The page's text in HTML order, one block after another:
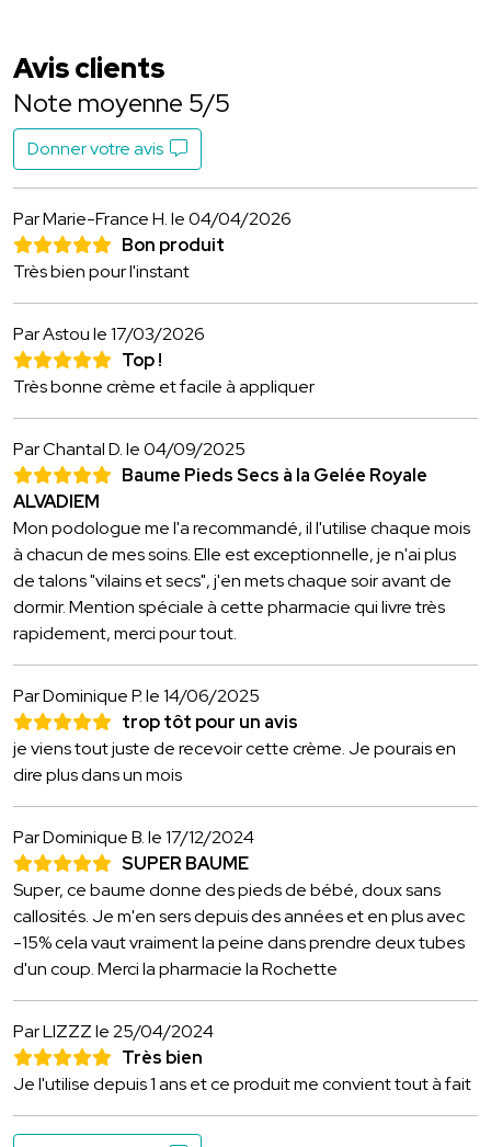
Avis clients
Note moyenne 5/5
Donner votre avis
Par Marie-France H.le 04/04/2026
Bon produit
Très bien pour l'instant
Par Astoule 17/03/2026
Top !
Très bonne crème et facile à appliquer
Par Chantal D.le 04/09/2025
Baume Pieds Secs à la Gelée Royale
ALVADIEM
Mon podologue me l'a recommandé, il l'utilise chaque mois
à chacun de mes soins. Elle est exceptionnelle, je n'ai plus
de talons "vilains et secs", j'en mets chaque soir avant de
dormir. Mention spéciale à cette pharmacie qui livre très
rapidement, merci pour tout.
Par Dominique P.le 14/06/2025
trop tôt pour un avis
je viens tout juste de recevoir cette crème. Je pourais en
dire plus dans un mois
Par Dominique B.le 17/12/2024
SUPER BAUME
Super, ce baume donne des pieds de bébé, doux sans
callosités. Je m'en sers depuis des années et en plus avec
-15% cela vaut vraiment la peine dans prendre deux tubes
d'un coup. Merci la pharmacie la Rochette
Par LIZZZle 25/04/2024
Très bien
Je l'utilise depuis 1 ans et ce produit me convient tout à fait